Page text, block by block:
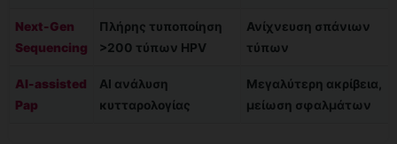
Next-Gen
Sequencing
Πλήρης τυποποίηση
>200 τύπων HPV
Ανίχνευση σπάνιων
τύπων
AI-assisted
Pap
ΑΙ ανάλυση
κυτταρολογίας
Μεγαλύτερη ακρίβεια,
μείωση σφαλμάτων